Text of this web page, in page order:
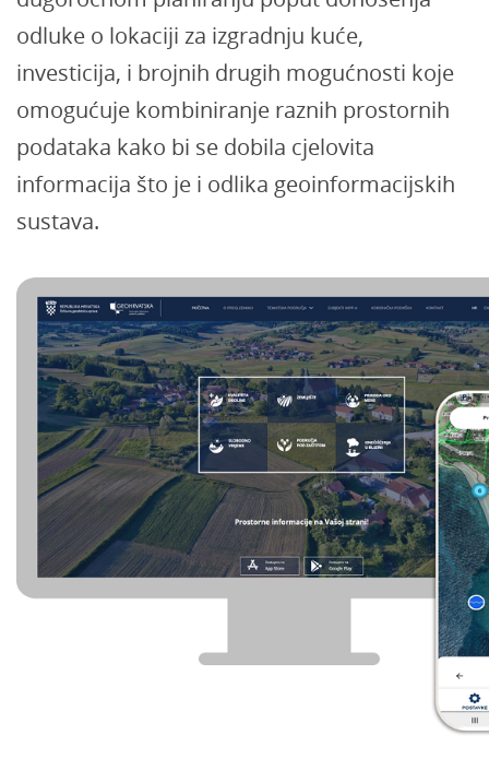
odluke o lokaciji za izgradnju kuće,
investicija, i brojnih drugih mogućnosti koje
omogućuje kombiniranje raznih prostornih
podataka kako bi se dobila cjelovita
informacija što je i odlika geoinformacijskih
sustava.